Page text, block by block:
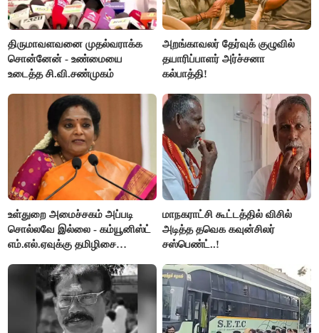
திருமாவளவனை முதல்வராக்க
சொன்னேன் - உண்மையை
உடைத்த சி.வி.சண்முகம்
அறங்காவலர் தேர்வுக் குழுவில்
தயாரிப்பாளர் அர்ச்சனா
கல்பாத்தி!
உள்துறை அமைச்சகம் அப்படி
சொல்லவே இல்லை - கம்யூனிஸ்ட்
எம்.எல்.ஏவுக்கு தமிழிசை
மாநகராட்சி கூட்டத்தில் விசில்
அடித்த தவெக கவுன்சிலர்
சஸ்பெண்ட்..!